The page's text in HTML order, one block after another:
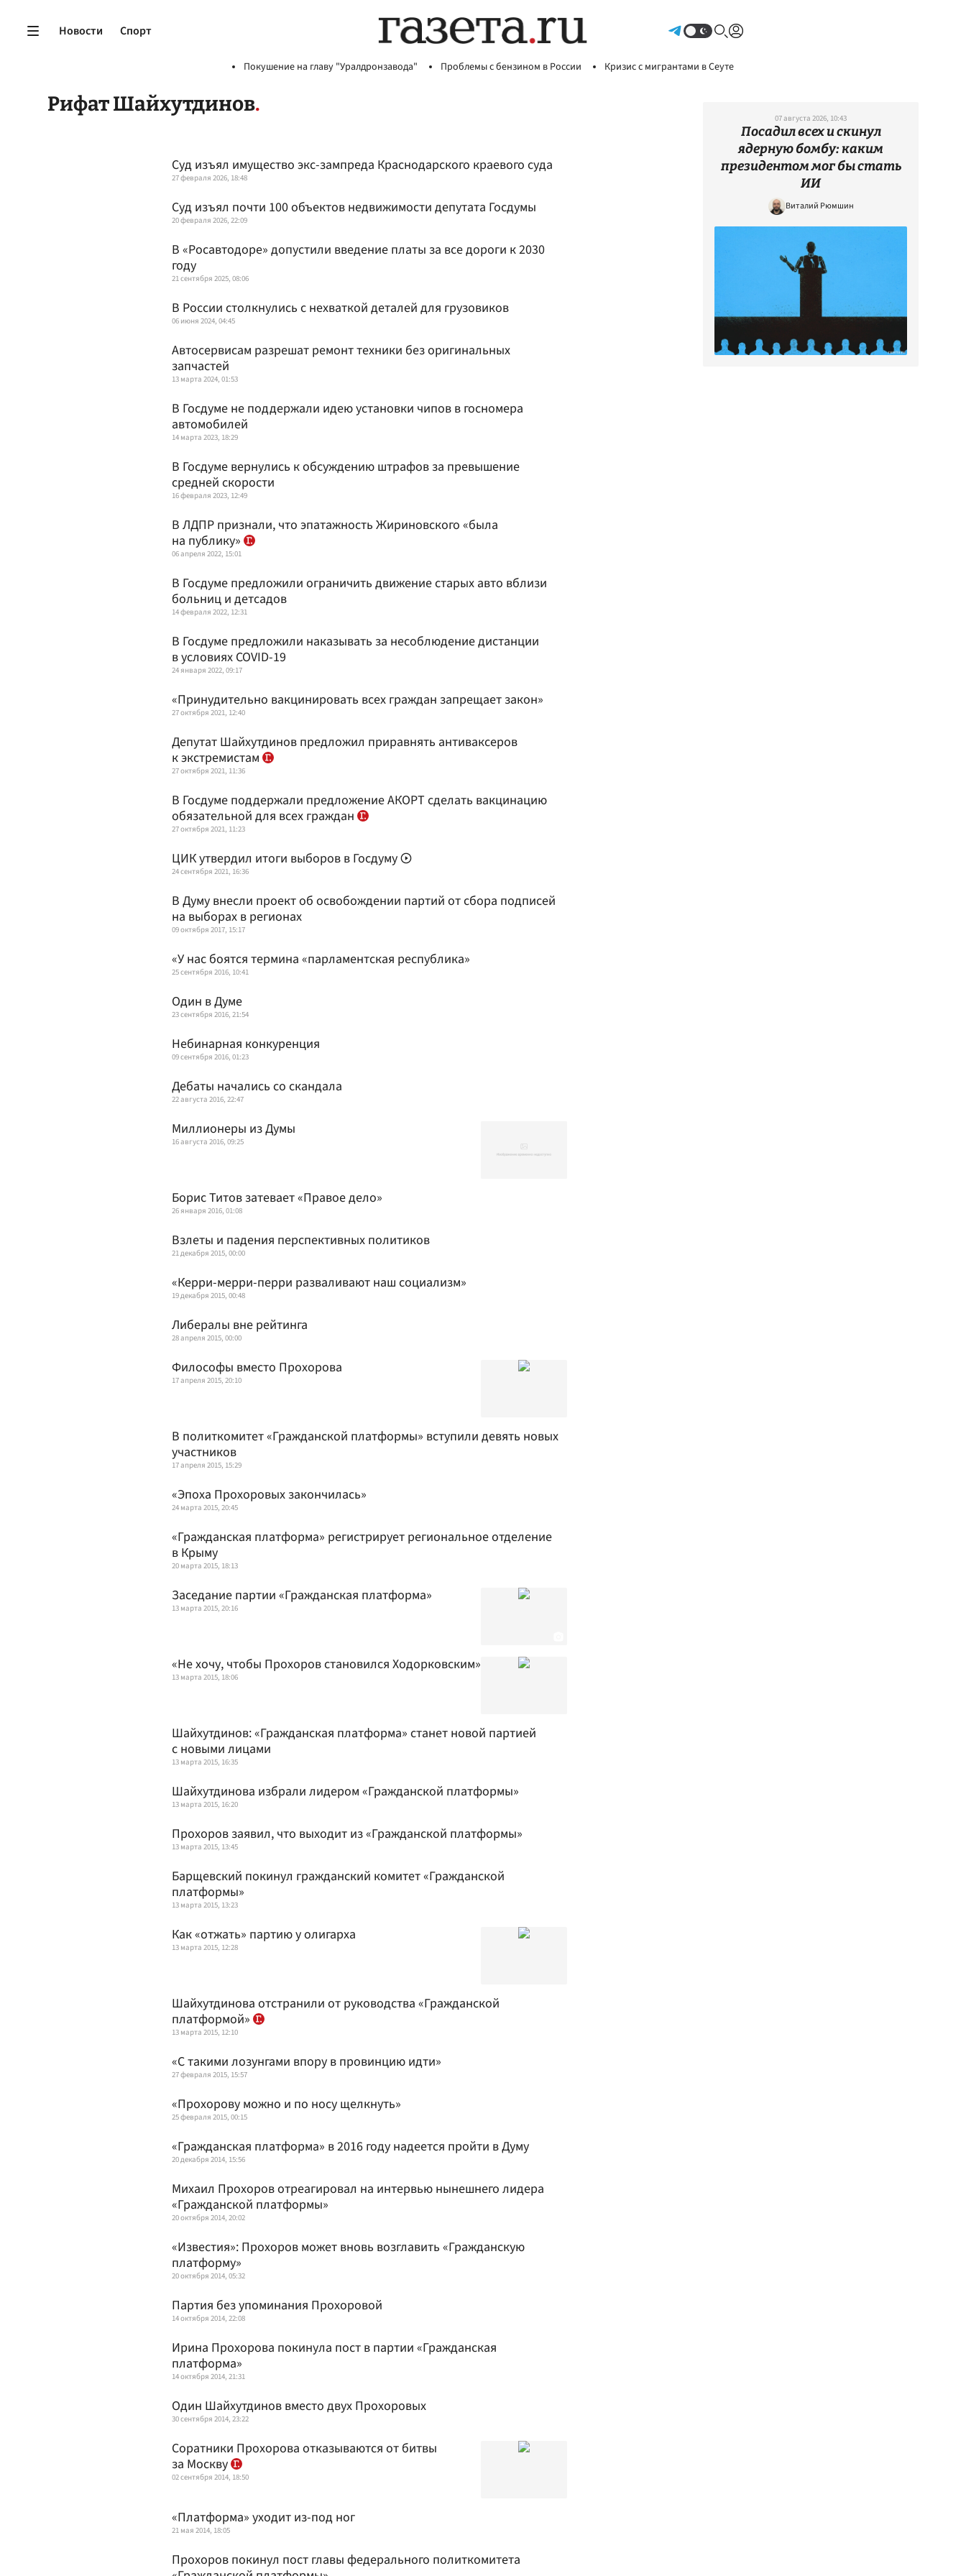
Новости Спорт
Покушение на главу "Уралдронзавода" Проблемы с бензином в России Кризис с мигрантами в Сеуте
Рифат Шайхутдинов
Суд изъял имущество экс-зампреда Краснодарского краевого суда
27 февраля 2026, 18:48
Суд изъял почти 100 объектов недвижимости депутата Госдумы
20 февраля 2026, 22:09
В «Росавтодоре» допустили введение платы за все дороги к 2030
году
21 сентября 2025, 08:06
В России столкнулись с нехваткой деталей для грузовиков
06 июня 2024, 04:45
Автосервисам разрешат ремонт техники без оригинальных
запчастей
13 марта 2024, 01:53
В Госдуме не поддержали идею установки чипов в госномера
автомобилей
14 марта 2023, 18:29
В Госдуме вернулись к обсуждению штрафов за превышение
средней скорости
16 февраля 2023, 12:49
В ЛДПР признали, что эпатажность Жириновского «была
на публику»
06 апреля 2022, 15:01
В Госдуме предложили ограничить движение старых авто вблизи
больниц и детсадов
14 февраля 2022, 12:31
В Госдуме предложили наказывать за несоблюдение дистанции
в условиях COVID-19
24 января 2022, 09:17
«Принудительно вакцинировать всех граждан запрещает закон»
27 октября 2021, 12:40
Депутат Шайхутдинов предложил приравнять антиваксеров
к экстремистам
27 октября 2021, 11:36
В Госдуме поддержали предложение АКОРТ сделать вакцинацию
обязательной для всех граждан
27 октября 2021, 11:23
ЦИК утвердил итоги выборов в Госдуму
24 сентября 2021, 16:36
В Думу внесли проект об освобождении партий от сбора подписей
на выборах в регионах
09 октября 2017, 15:17
«У нас боятся термина «парламентская республика»
25 сентября 2016, 10:41
Один в Думе
23 сентября 2016, 21:54
Небинарная конкуренция
09 сентября 2016, 01:23
Дебаты начались со скандала
22 августа 2016, 22:47
Миллионеры из Думы
16 августа 2016, 09:25
Борис Титов затевает «Правое дело»
26 января 2016, 01:08
Взлеты и падения перспективных политиков
21 декабря 2015, 00:00
«Керри-мерри-перри разваливают наш социализм»
19 декабря 2015, 00:48
Либералы вне рейтинга
28 апреля 2015, 00:00
Философы вместо Прохорова
17 апреля 2015, 20:10
В политкомитет «Гражданской платформы» вступили девять новых
участников
17 апреля 2015, 15:29
«Эпоха Прохоровых закончилась»
24 марта 2015, 20:45
«Гражданская платформа» регистрирует региональное отделение
в Крыму
20 марта 2015, 18:13
Заседание партии «Гражданская платформа»
13 марта 2015, 20:16
«Не хочу, чтобы Прохоров становился Ходорковским»
13 марта 2015, 18:06
Шайхутдинов: «Гражданская платформа» станет новой партией
с новыми лицами
13 марта 2015, 16:35
Шайхутдинова избрали лидером «Гражданской платформы»
13 марта 2015, 16:20
Прохоров заявил, что выходит из «Гражданской платформы»
13 марта 2015, 13:45
Барщевский покинул гражданский комитет «Гражданской
платформы»
13 марта 2015, 13:23
Как «отжать» партию у олигарха
13 марта 2015, 12:28
Шайхутдинова отстранили от руководства «Гражданской
платформой»
13 марта 2015, 12:10
«С такими лозунгами впору в провинцию идти»
27 февраля 2015, 15:57
«Прохорову можно и по носу щелкнуть»
25 февраля 2015, 00:15
«Гражданская платформа» в 2016 году надеется пройти в Думу
20 декабря 2014, 15:56
Михаил Прохоров отреагировал на интервью нынешнего лидера
«Гражданской платформы»
20 октября 2014, 20:02
«Известия»: Прохоров может вновь возглавить «Гражданскую
платформу»
20 октября 2014, 05:32
Партия без упоминания Прохоровой
14 октября 2014, 22:08
Ирина Прохорова покинула пост в партии «Гражданская
платформа»
14 октября 2014, 21:31
Один Шайхутдинов вместо двух Прохоровых
30 сентября 2014, 23:22
Соратники Прохорова отказываются от битвы
за Москву
02 сентября 2014, 18:50
«Платформа» уходит из-под ног
21 мая 2014, 18:05
Прохоров покинул пост главы федерального политкомитета
07 августа 2026, 10:43
Посадил всех и скинул
ядерную бомбу: каким
президентом мог бы стать
ИИ
Виталий Рюмшин